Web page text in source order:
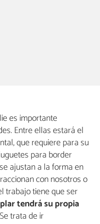
es importante
Entre ellas estará el
que requiere para su
para border
ajustan a la forma en
con nosotros o
trabajo tiene que ser
tendrá su propia
trata de ir